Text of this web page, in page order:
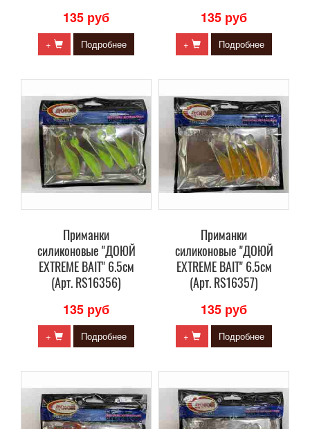
135 руб
+ Подробнее
135 руб
+ Подробнее
Приманки
силиконовые "ДОЮЙ
EXTREME BAIT" 6.5см
(Арт. RS16356)
135 руб
+ Подробнее
Приманки
силиконовые "ДОЮЙ
EXTREME BAIT" 6.5см
(Арт. RS16357)
135 руб
+ Подробнее